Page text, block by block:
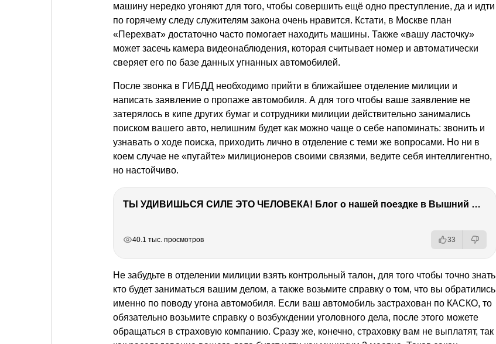
машину нередко угоняют для того, чтобы совершить ещё одно преступление, да и идти
по горячему следу служителям закона очень нравится. Кстати, в Москве план
«Перехват» достаточно часто помогает находить машины. Также «вашу ласточку»
может засечь камера видеонаблюдения, которая считывает номер и автоматически
сверяет его по базе данных угнанных автомобилей.
После звонка в ГИБДД необходимо прийти в ближайшее отделение милиции и
написать заявление о пропаже автомобиля. А для того чтобы ваше заявление не
затерялось в кипе других бумаг и сотрудники милиции действительно занимались
поиском вашего авто, нелишним будет как можно чаще о себе напоминать: звонить и
узнавать о ходе поиска, приходить лично в отделение с теми же вопросами. Но ни в
коем случае не «пугайте» милиционеров своими связями, ведите себя интеллигентно,
но настойчиво.
ТЫ УДИВИШЬСЯ СИЛЕ ЭТО ЧЕЛОВЕКА! Блог о нашей поездке в Вышний Волочек
40.1 тыс. просмотров 33
Не забудьте в отделении милиции взять контрольный талон, для того чтобы точно знать
кто будет заниматься вашим делом, а также возьмите справку о том, что вы обратились
именно по поводу угона автомобиля. Если ваш автомобиль застрахован по КАСКО, то
обязательно возьмите справку о возбуждении уголовного дела, после этого можете
обращаться в страховую компанию. Сразу же, конечно, страховку вам не выплатят, так